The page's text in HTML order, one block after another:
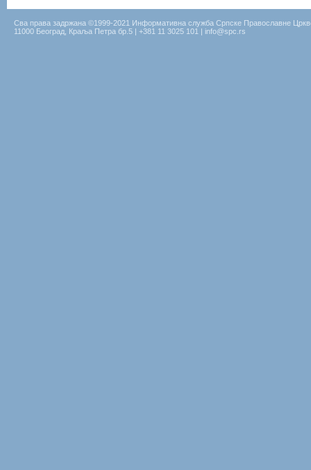
Сва права задржана ©1999-2021 Информативна служба Српске Православне
11000 Београд, Краља Петра бр.5 | +381 11 3025 101 | info@spc.rs